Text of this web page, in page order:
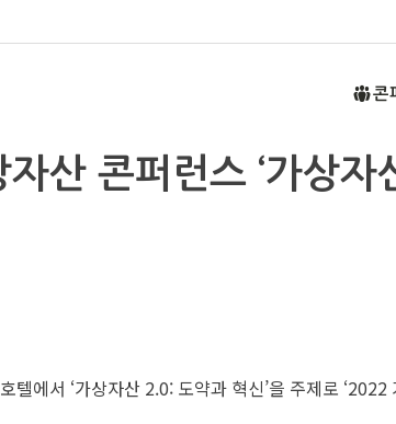
콘
산 콘퍼런스 ‘가상
에서 ‘가상자산 2.0: 도약과 혁신’을 주제로